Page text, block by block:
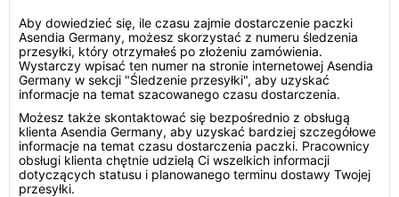
Aby dowiedzieć się, ile czasu zajmie dostarczenie paczki
Asendia Germany, możesz skorzystać z numeru śledzenia
przesyłki, który otrzymałeś po złożeniu zamówienia.
Wystarczy wpisać ten numer na stronie internetowej Asendia
Germany w sekcji "Śledzenie przesyłki", aby uzyskać
informacje na temat szacowanego czasu dostarczenia.
Możesz także skontaktować się bezpośrednio z obsługą
klienta Asendia Germany, aby uzyskać bardziej szczegółowe
informacje na temat czasu dostarczenia paczki. Pracownicy
obsługi klienta chętnie udzielą Ci wszelkich informacji
dotyczących statusu i planowanego terminu dostawy Twojej
przesyłki.